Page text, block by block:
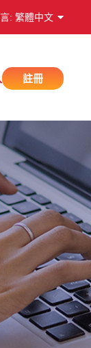
: 繁體中文
註冊